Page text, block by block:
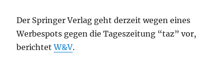
Der Springer Verlag geht derzeit wegen eines
Werbespots gegen die Tageszeitung “taz” vor,
berichtetW&V.